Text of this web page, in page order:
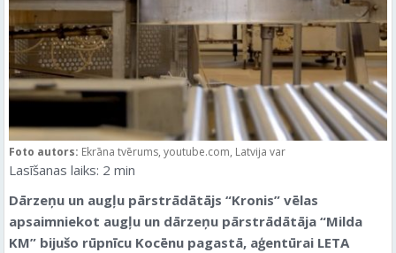
Foto autors: Ekrāna tvērums, youtube.com, Latvija var
Lasīšanas laiks: 2 min
Dārzeņu un augļu pārstrādātājs “Kronis” vēlas
apsaimniekot augļu un dārzeņu pārstrādātāja “Milda
KM” bijušo rūpnīcu Kocēnu pagastā, aģentūrai LETA